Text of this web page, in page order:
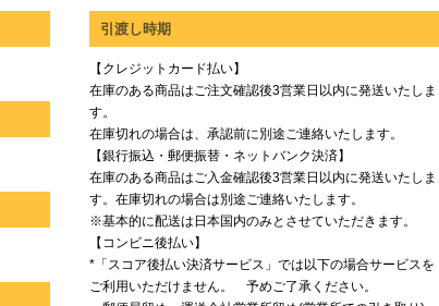
引渡し時期
【クレジットカード払い】
在庫のある商品はご注文確認後3営業日以内に発送いたしま
す。
在庫切れの場合は、承認前に別途ご連絡いたします。
【銀行振込・郵便振替・ネットバンク決済】
在庫のある商品はご入金確認後3営業日以内に発送いたしま
す。在庫切れの場合は別途ご連絡いたします。
※基本的に配送は日本国内のみとさせていただきます。
【コンビニ後払い】
*「スコア後払い決済サービス」では以下の場合サービスを
ご利用いただけません。 予めご了承ください。